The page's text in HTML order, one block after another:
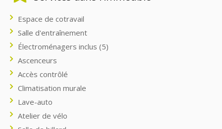
Espace de cotravail
Salle d'entraînement
Électroménagers inclus (5)
Ascenceurs
Accès contrôlé
Climatisation murale
Lave-auto
Atelier de vélo